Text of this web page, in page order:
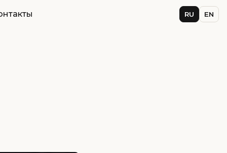
RU EN